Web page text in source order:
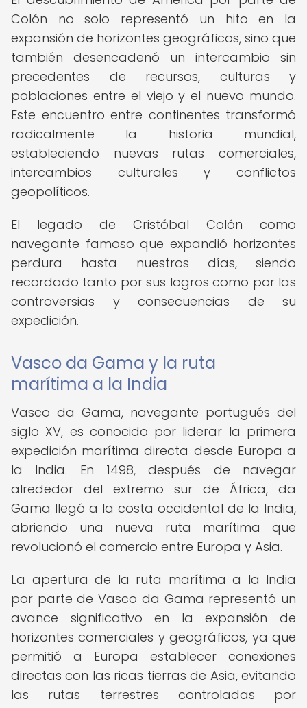
Colón no solo representó un hito en la
expansión de horizontes geográficos, sino que
también desencadenó un intercambio sin
precedentes de recursos, culturas y
poblaciones entre el viejo y el nuevo mundo.
Este encuentro entre continentes transformó
radicalmente la historia mundial,
estableciendo nuevas rutas comerciales,
intercambios culturales y conflictos
geopolíticos.
El legado de Cristóbal Colón como
navegante famoso que expandió horizontes
perdura hasta nuestros días, siendo
recordado tanto por sus logros como por las
controversias y consecuencias de su
expedición.
Vasco da Gama y la ruta
marítima a la India
Vasco da Gama, navegante portugués del
siglo XV, es conocido por liderar la primera
expedición marítima directa desde Europa a
la India. En 1498, después de navegar
alrededor del extremo sur de África, da
Gama llegó a la costa occidental de la India,
abriendo una nueva ruta marítima que
revolucionó el comercio entre Europa y Asia.
La apertura de la ruta marítima a la India
por parte de Vasco da Gama representó un
avance significativo en la expansión de
horizontes comerciales y geográficos, ya que
permitió a Europa establecer conexiones
directas con las ricas tierras de Asia, evitando
las rutas terrestres controladas por